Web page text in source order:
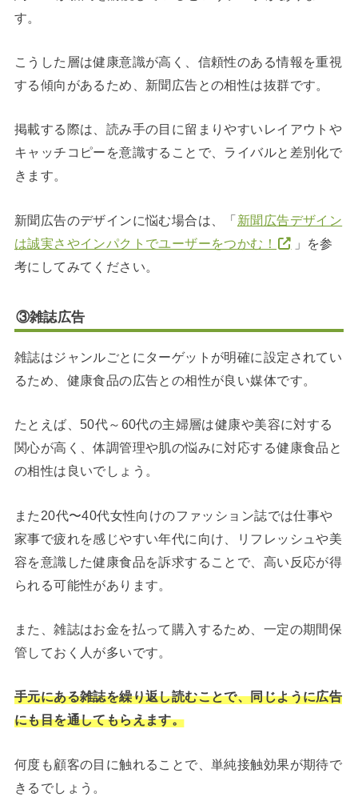
す。
こうした層は健康意識が高く、信頼性のある情報を重視
する傾向があるため、新聞広告との相性は抜群です。
掲載する際は、読み手の目に留まりやすいレイアウトや
キャッチコピーを意識することで、ライバルと差別化で
きます。
新聞広告のデザインに悩む場合は、「新聞広告デザイン
は誠実さやインパクトでユーザーをつかむ！
」を参
考にしてみてください。
③雑誌広告
雑誌はジャンルごとにターゲットが明確に設定されてい
るため、健康食品の広告との相性が良い媒体です。
たとえば、50代～60代の主婦層は健康や美容に対する
関心が高く、体調管理や肌の悩みに対応する健康食品と
の相性は良いでしょう。
また20代〜40代女性向けのファッション誌では仕事や
家事で疲れを感じやすい年代に向け、リフレッシュや美
容を意識した健康食品を訴求することで、高い反応が得
られる可能性があります。
また、雑誌はお金を払って購入するため、一定の期間保
管しておく人が多いです。
手元にある雑誌を繰り返し読むことで、同じように広告
にも目を通してもらえます。
何度も顧客の目に触れることで、単純接触効果が期待で
きるでしょう。